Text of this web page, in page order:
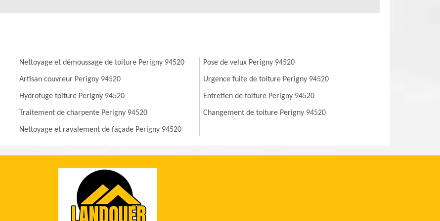
Nettoyage et démoussage de toiture Perigny 94520
Artisan couvreur Perigny 94520
Hydrofuge toiture Perigny 94520
Traitement de charpente Perigny 94520
Nettoyage et ravalement de façade Perigny 94520
Pose de velux Perigny 94520
Urgence fuite de toiture Perigny 94520
Entretien de toiture Perigny 94520
Changement de toiture Perigny 94520